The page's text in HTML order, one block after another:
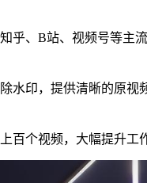
乎、B站、视频号等主
水印，提供清晰的原视
百个视频，大幅提升工